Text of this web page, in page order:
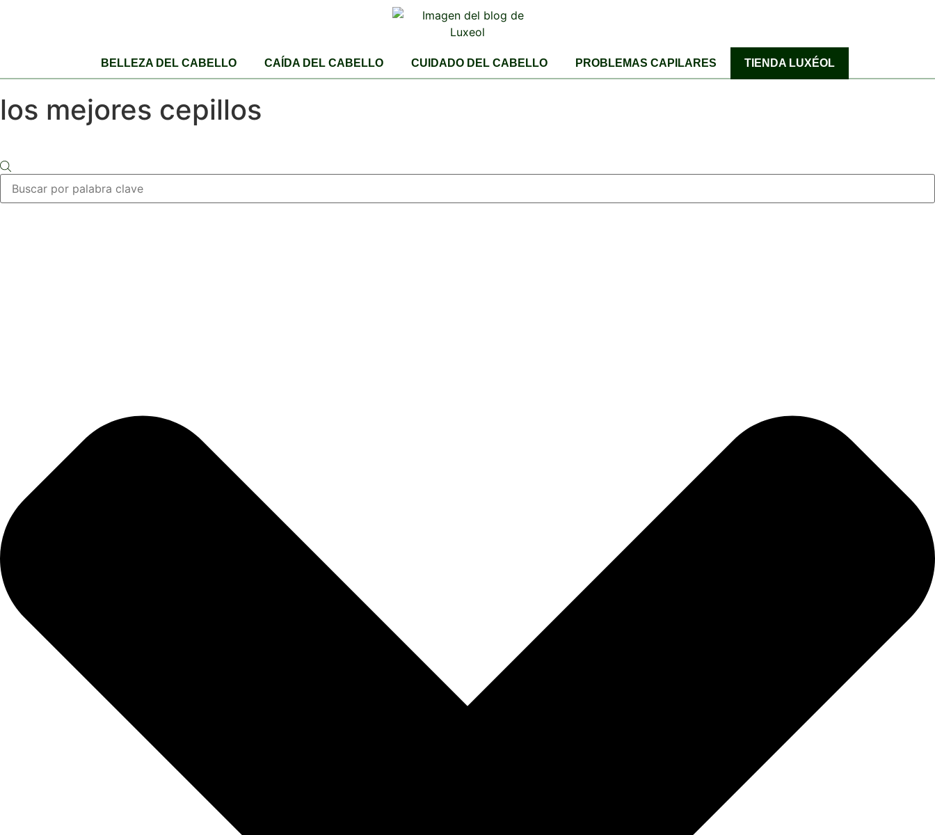
BELLEZA DEL CABELLO CAÍDA DEL CABELLO CUIDADO DEL CABELLO PROBLEMAS CAPILARES TIENDA LUXÉOL
los mejores cepillos